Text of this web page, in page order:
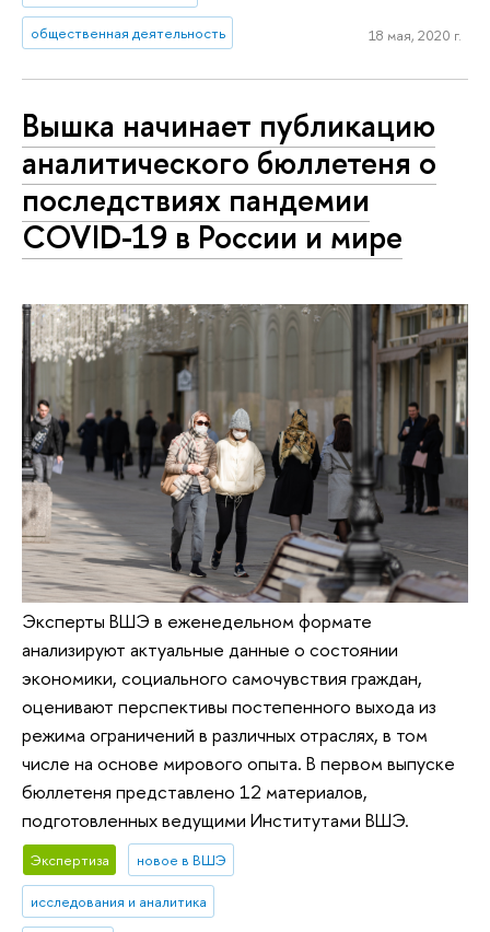
общественная деятельность 18 мая, 2020 г.
Вышка начинает публикацию
аналитического бюллетеня о
последствиях пандемии
COVID-19 в России и мире
Эксперты ВШЭ в еженедельном формате
анализируют актуальные данные о состоянии
экономики, социального самочувствия граждан,
оценивают перспективы постепенного выхода из
режима ограничений в различных отраслях, в том
числе на основе мирового опыта. В первом выпуске
бюллетеня представлено 12 материалов,
подготовленных ведущими Институтами ВШЭ.
Экспертиза новое в ВШЭ
исследования и аналитика